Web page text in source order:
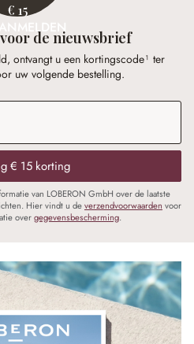
€ 15
de nieuwsbrief
ontvangt u een kortingscode¹ ter
uw volgende bestelling.
€ 15 korting
van LOBERON GmbH over de laatste
Hier vindt u deverzendvoorwaarden voor
overgegevensbescherming.